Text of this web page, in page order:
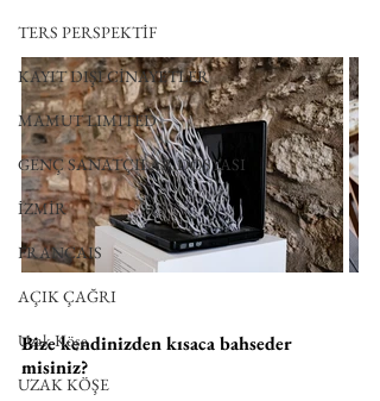
TERS PERSPEKTİF
KAYIT DIŞI CİNAYETLER
MAMUT LIMITED
GENÇ SANATÇILAR DOSYASI
İZMİR
FRANÇAIS
AÇIK ÇAĞRI
Uzak Köşe
UZAK KÖŞE
Bize kendinizden kısaca bahseder
misiniz?